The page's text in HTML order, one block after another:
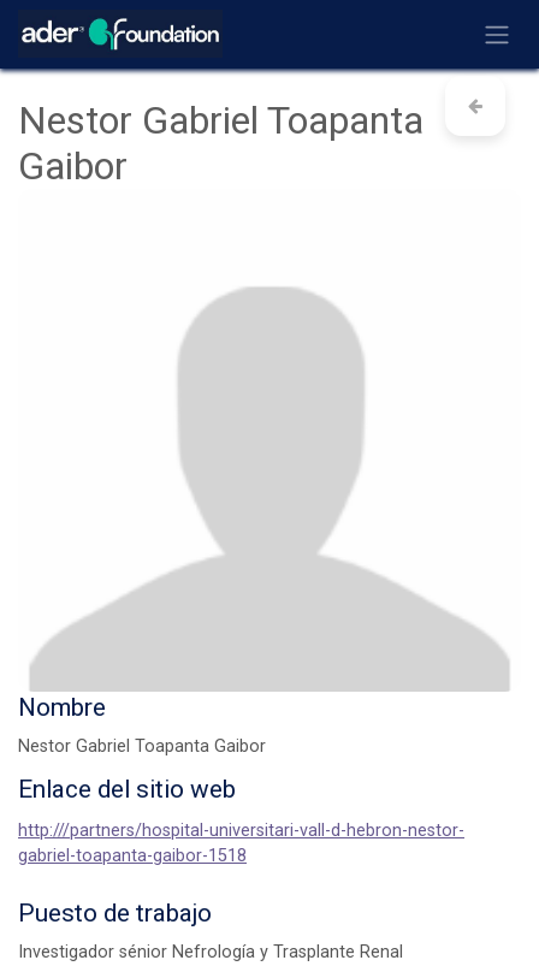
Ir al contenido
Nestor Gabriel Toapanta
Gaibor
Nombre
Nestor Gabriel Toapanta Gaibor
Enlace del sitio web
http:///partners/hospital-universitari-vall-d-hebron-nestor-
gabriel-toapanta-gaibor-1518
Puesto de trabajo
Investigador sénior Nefrología y Trasplante Renal